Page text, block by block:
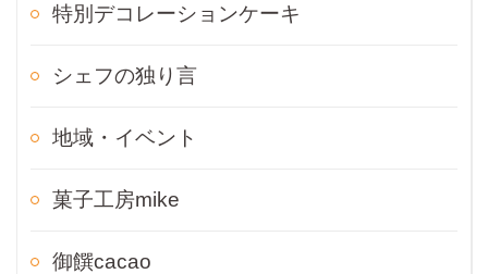
特別デコレーションケーキ
シェフの独り言
地域・イベント
菓子工房mike
御饌cacao